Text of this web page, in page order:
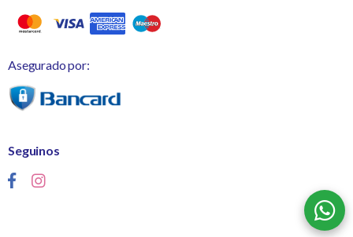
Asegurado por:
Seguinos